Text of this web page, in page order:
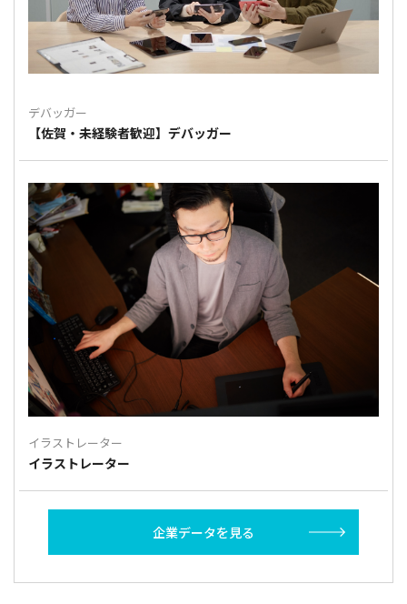
デバッガー
【佐賀・未経験者歓迎】デバッガー
イラストレーター
イラストレーター
企業データを見る